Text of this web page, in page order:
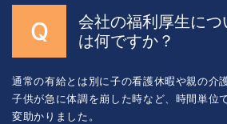
会社の福利厚生に
は何ですか？
通常の有給とは別に子の看護休暇や親の介
子供が急に体調を崩した時など、時間単位
変助かりました。